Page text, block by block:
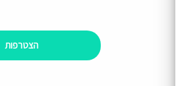
הצטרפות